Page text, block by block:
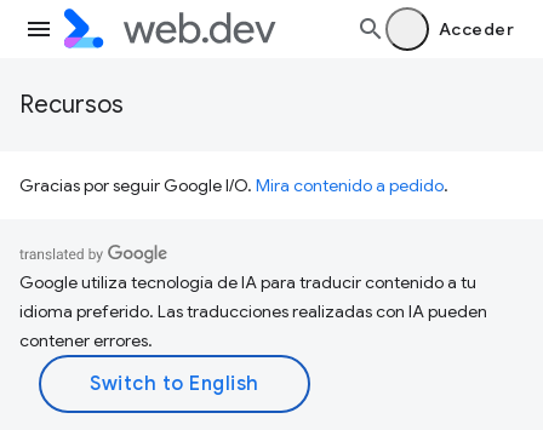
Acceder
Recursos
Gracias por seguir Google I/O. Mira contenido a pedido.
Google utiliza tecnología de IA para traducir contenido a tu
idioma preferido. Las traducciones realizadas con IA pueden
contener errores.